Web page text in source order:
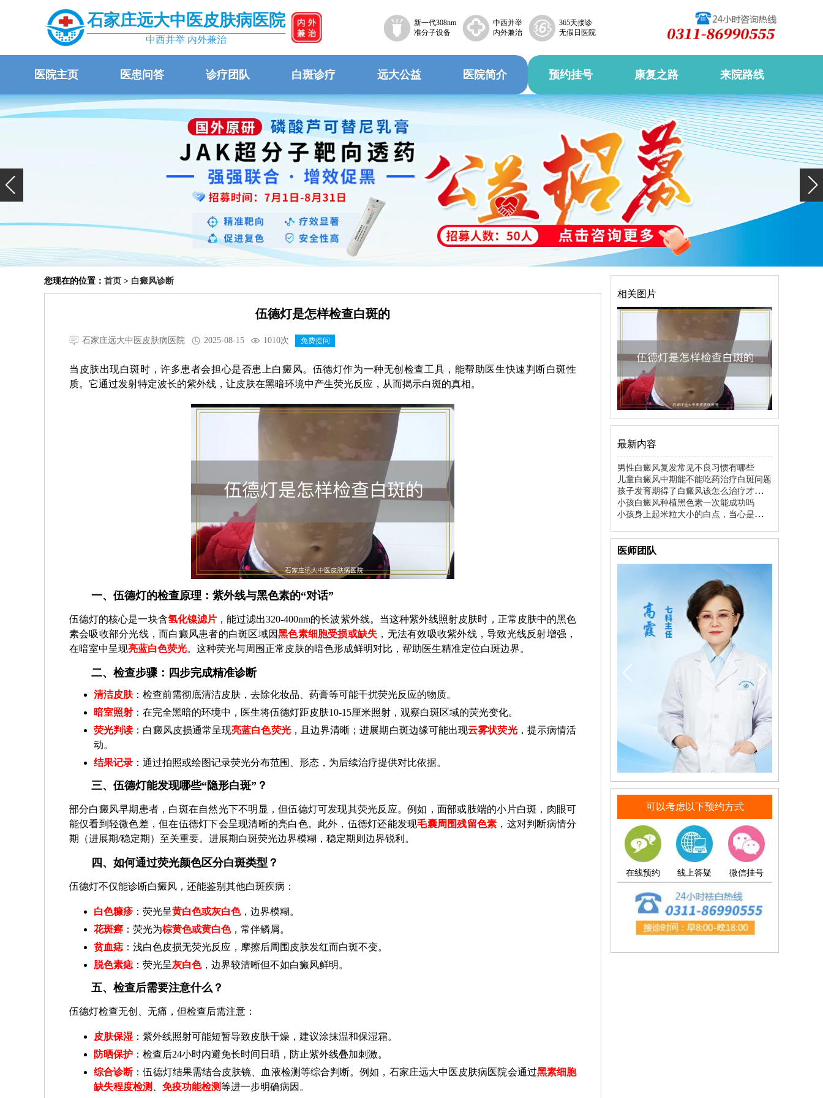
石家庄远大中医皮肤病医院
中西并举 内外兼治
新一代308nm
准分子设备
中西并举
内外兼治
365天接诊
无假日医院
医院主页 医患问答 诊疗团队 白斑诊疗 远大公益 医院简介 预约挂号 康复之路 来院路线
您现在的位置： 首页 > 白癜风诊断
伍德灯是怎样检查白斑的
石家庄远大中医皮肤病医院 2025-08-15 1010次 免费提问
当皮肤出现白斑时，许多患者会担心是否患上白癜风。伍德灯作为一种无创检查工具，能帮助医生快速判断白斑性
质。它通过发射特定波长的紫外线，让皮肤在黑暗环境中产生荧光反应，从而揭示白斑的真相。
一、伍德灯的检查原理：紫外线与黑色素的“对话”
伍德灯的核心是一块含氢化镍滤片，能过滤出320-400nm的长波紫外线。当这种紫外线照射皮肤时，正常皮肤中的黑色
素会吸收部分光线，而白癜风患者的白斑区域因黑色素细胞受损或缺失 ，无法有效吸收紫外线，导致光线反射增强，
在暗室中呈现亮蓝白色荧光。这种荧光与周围正常皮肤的暗色形成鲜明对比，帮助医生精准定位白斑边界。
二、检查步骤：四步完成精准诊断
清洁皮肤：检查前需彻底清洁皮肤，去除化妆品、药膏等可能干扰荧光反应的物质。
暗室照射 ：在完全黑暗的环境中，医生将伍德灯距皮肤10-15厘米照射，观察白斑区域的荧光变化。
荧光判读 ：白癜风皮损通常呈现亮蓝白色荧光，且边界清晰；进展期白斑边缘可能出现云雾状荧光，提示病情活
动。
结果记录 ：通过拍照或绘图记录荧光分布范围、形态，为后续治疗提供对比依据。
三、伍德灯能发现哪些“隐形白斑”？
部分白癜风早期患者，白斑在自然光下不明显，但伍德灯可发现其荧光反应。例如，面部或肢端的小片白斑，肉眼可
能仅看到轻微色差，但在伍德灯下会呈现清晰的亮白色。此外，伍德灯还能发现毛囊周围残留色素 ，这对判断病情分
期（进展期/稳定期）至关重要。进展期白斑荧光边界模糊，稳定期则边界锐利。
四、如何通过荧光颜色区分白斑类型？
伍德灯不仅能诊断白癜风，还能鉴别其他白斑疾病：
白色糠疹：荧光呈黄白色或灰白色，边界模糊。
花斑癣 ：荧光为棕黄色或黄白色，常伴鳞屑。
贫血痣：浅白色皮损无荧光反应，摩擦后周围皮肤发红而白斑不变。
脱色素痣：荧光呈灰白色，边界较清晰但不如白癜风鲜明。
五、检查后需要注意什么？
伍德灯检查无创、无痛，但检查后需注意：
皮肤保湿 ：紫外线照射可能短暂导致皮肤干燥，建议涂抹温和保湿霜。
防晒保护 ：检查后24小时内避免长时间日晒，防止紫外线叠加刺激。
综合诊断：伍德灯结果需结合皮肤镜、血液检测等综合判断。例如，石家庄远大中医皮肤病医院会通过黑素细胞
缺失程度检测 、 免疫功能检测等进一步明确病因。
相关图片
最新内容
男性白癜风复发常见不良习惯有哪些
儿童白癜风中期能不能吃药治疗白斑问题
孩子发育期得了白癜风该怎么治疗才更有
效
小孩白癜风种植黑色素一次能成功吗
小孩身上起米粒大小的白点，当心是白癜
医师团队
可以考虑以下预约方式
在线预约 线上答疑 微信挂号